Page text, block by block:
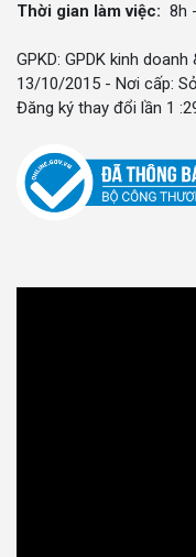
Thời gian làm việc: 8h
GPKD: GPDK kinh
13/10/2015 - Nơi cấp:
Đăng ký thay đổi lần 1